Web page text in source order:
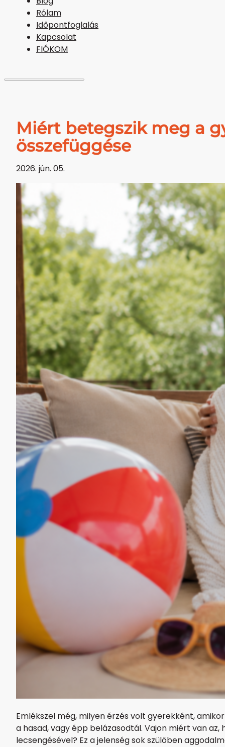
Rólam
Időpontfoglalás
Kapcsolat
FIÓKOM
Miért betegszik meg a
összefüggése
2026. jún. 05.
Emlékszel még, milyen érzés volt gyerekként,
a hasad, vagy épp belázasodtál. Vajon miért van
lecsengésével? Ez a jelenség sok szülőben